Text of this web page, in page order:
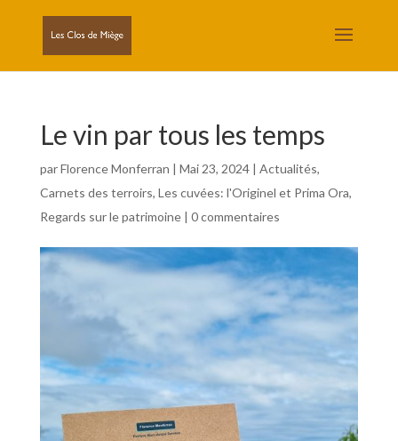
Le vin par tous les temps
parFlorence Monferran | Mai 23, 2024| Actualités,
Carnets des terroirs, Les cuvées: l'Originel et Prima Ora,
Regards sur le patrimoine| 0 commentaires